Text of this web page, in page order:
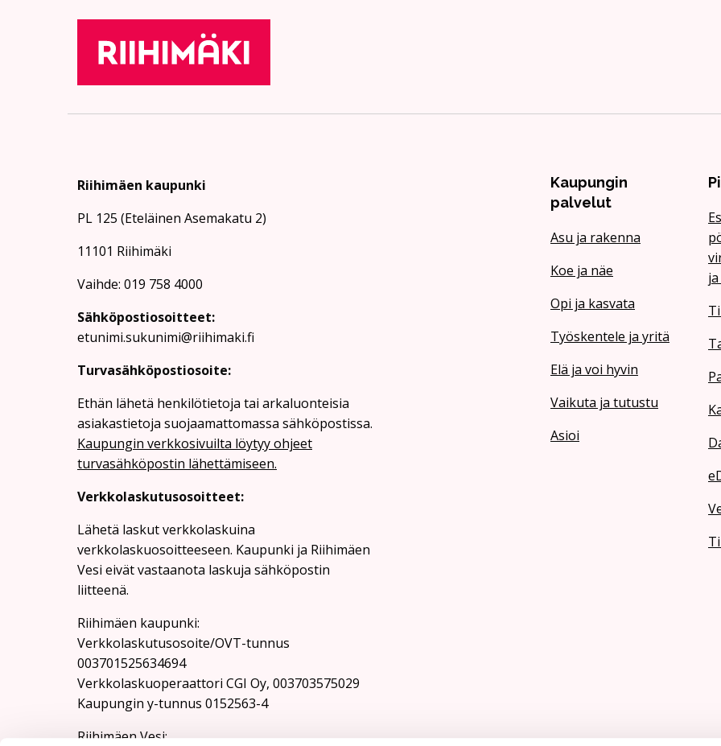
Riihimäen kaupunki
PL 125 (Eteläinen Asemakatu 2)
11101 Riihimäki
Vaihde: 019 758 4000
Sähköpostiosoitteet:
etunimi.sukunimi@riihimaki.fi
Turvasähköpostiosoite:
Ethän lähetä henkilötietoja tai arkaluonteisia
asiakastietoja suojaamattomassa sähköpostissa.
Kaupungin verkkosivuilta löytyy ohjeet
turvasähköpostin lähettämiseen.
Verkkolaskutusosoitteet:
Lähetä laskut verkkolaskuina
verkkolaskuosoitteeseen. Kaupunki ja Riihimäen
Vesi eivät vastaanota laskuja sähköpostin
liitteenä.
Riihimäen kaupunki:
Verkkolaskutusosoite/OVT-tunnus
003701525634694
Verkkolaskuoperaattori CGI Oy, 003703575029
Kaupungin y-tunnus 0152563-4
Rii­hi­mäen Vesi:
Kaupungin
palvelut
Asu ja rakenna
Koe ja näe
Opi ja kasvata
Työskentele ja yritä
Elä ja voi hyvin
Vaikuta ja tutustu
Asioi